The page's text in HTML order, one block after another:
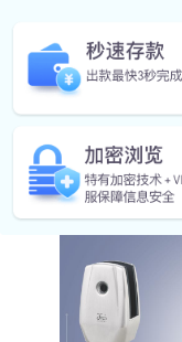
304不锈
STAINLESS
PARTITION